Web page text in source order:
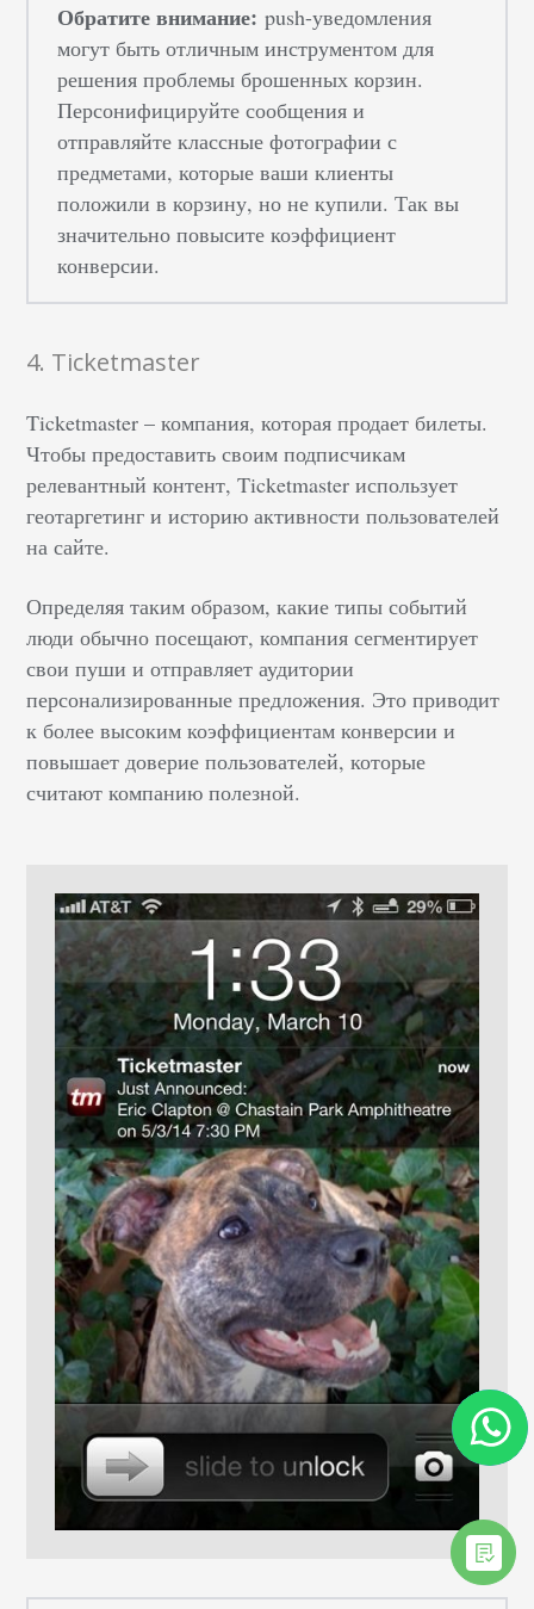
Обратите внимание: push-уведомления
могут быть отличным инструментом для
решения проблемы брошенных корзин.
Персонифицируйте сообщения и
отправляйте классные фотографии с
предметами, которые ваши клиенты
положили в корзину, но не купили. Так вы
значительно повысите коэффициент
конверсии.
4. Ticketmaster
Ticketmaster – компания, которая продает билеты.
Чтобы предоставить своим подписчикам
релевантный контент, Ticketmaster использует
геотаргетинг и историю активности пользователей
на сайте.
Определяя таким образом, какие типы событий
люди обычно посещают, компания сегментирует
свои пуши и отправляет аудитории
персонализированные предложения. Это приводит
к более высоким коэффициентам конверсии и
повышает доверие пользователей, которые
считают компанию полезной.